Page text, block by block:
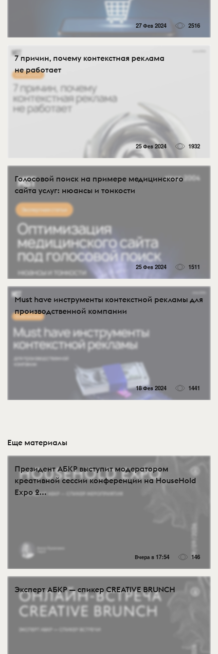
27 Фев 2024 2516
7 причин, почему контекстная реклама
не работает
25 Фев 2024 1932
Голосовой поиск на примере медицинского
сайта услуг: нюансы и тонкости
25 Фев 2024 1511
Must have инструменты контекстной рекламы для
производственной компании
18 Фев 2024 1441
Еще материалы
Президент АБКР выступит модератором
креативной сессии конференции на HouseHold
Expo 2...
Вчера в 17:54 146
Эксперт АБКР — спикер CREATIVE BRUNCH